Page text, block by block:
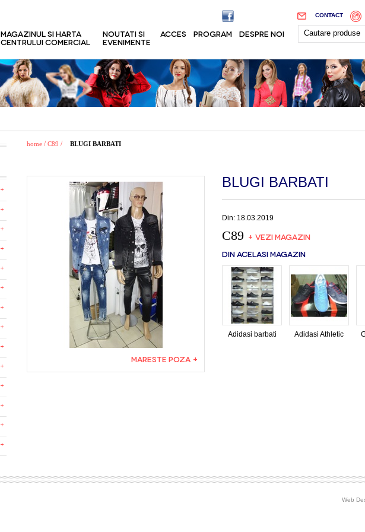
CONTACT
MAGAZINUL SI HARTA
CENTRULUI COMERCIAL
NOUTATI SI
EVENIMENTE
ACCES PROGRAM DESPRE NOI
home / C89 / BLUGI BARBATI
MARESTE POZA +
BLUGI BARBATI
Din: 18.03.2019
C89 + VEZI MAGAZIN
DIN ACELASI MAGAZIN
Adidasi barbati Adidasi Athletic
Web